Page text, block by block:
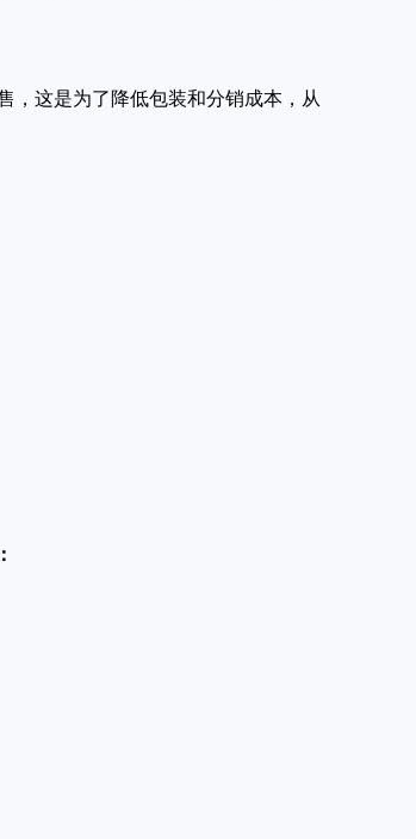
，这是为了降低包装和分销成本，从